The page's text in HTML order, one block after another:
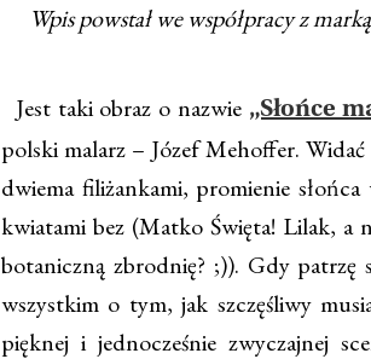
Wpis powstał we współpracy z
Jest taki obraz o nazwie „Słońce
polski malarz – Józef Mehoffer.
dwiema filiżankami, promienie
kwiatami bez (Matko Święta! Lilak, a
botaniczną zbrodnię? ;)). Gdy patrzę
wszystkim o tym, jak szczęśliwy
pięknej i jednocześnie zwyczajnej